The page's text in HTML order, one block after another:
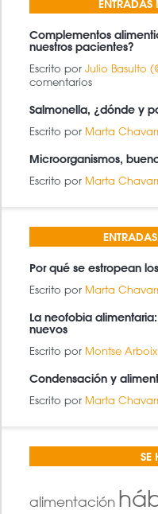
Complementos
nuestros pacientes?
Escrito por Julio Basulto
comentarios
Salmonella, ¿dónde y
Escrito por Marta
Microorganismos,
Escrito por Marta
Por qué se estropean
Escrito por Marta
La neofobia
nuevos
Escrito por Montse Arboix
Condensación y
Escrito por Marta
SE
alimentación